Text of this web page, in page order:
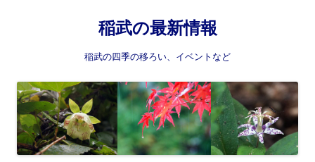
稲武の最新情報
稲武の四季の移ろい、イベントなど